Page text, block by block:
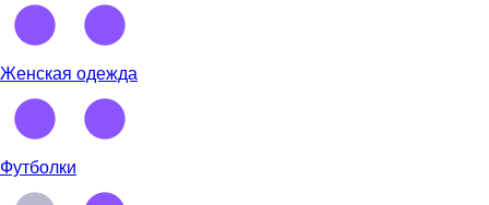
Женская одежда
Футболки